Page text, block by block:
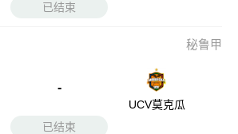
已结束
秘鲁甲
-
UCV莫克瓜
已结束